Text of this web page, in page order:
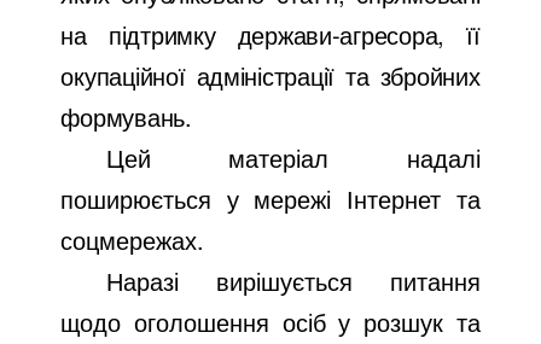
на підтримку держави-агресора, її
окупаційної адміністрації та збройних
формувань.
Цей матеріал надалі
поширюється у мережі Інтернет та
соцмережах.
Наразі вирішується питання
щодо оголошення осіб у розшук та